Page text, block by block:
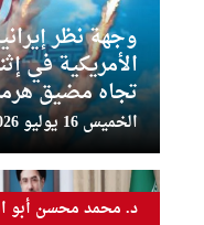
وجهة نظر
الأمريكية في
تجاه مضيق
الخميس 16 يوليو 2026 - 20:03:32
د. محمد محسن أبو